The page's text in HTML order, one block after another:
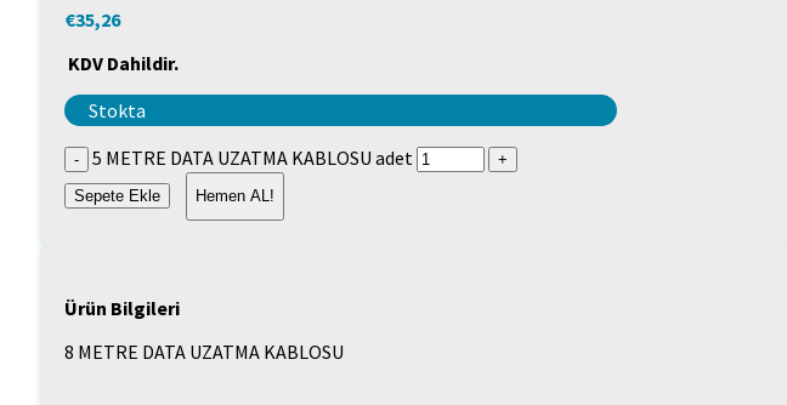
€35,26
KDV Dahildir.
Stokta
5 METRE DATA UZATMA KABLOSU adet
Sepete Ekle Hemen AL!
Ürün Bilgileri
8 METRE DATA UZATMA KABLOSU